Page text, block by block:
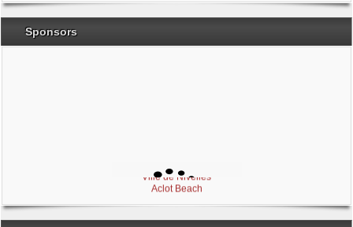
Sponsors
Ville de Nivelles
Aclot Beach